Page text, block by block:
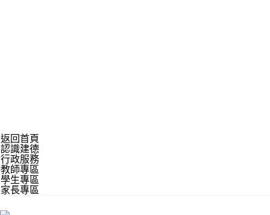
返回首頁
認識建德
行政服務
教師專區
學生專區
家長專區